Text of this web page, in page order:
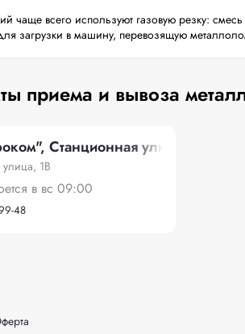
чаще всего используют газовую резку:
загрузки в машину, перевозящую
приема и вывоза
Станционная улица, 1В
1В
в вс 09:00
48